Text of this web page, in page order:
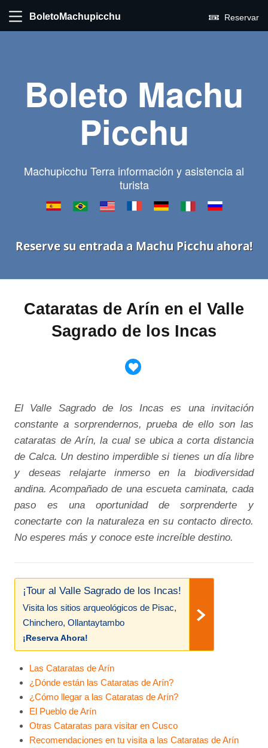
BoletoMachupicchu Reservar
Boleto Machu
Picchu
Machupicchu Terra información y asistencia al
turista
Reserve su entrada a Machu Picchu ahora!
Cataratas de Arín en el Valle
Sagrado de los Incas
El Valle Sagrado de los Incas es una invitación
constante a sorprendernos, prueba de ello son las
cataratas de Arín, la cual se ubica a corta distancia
de Calca. Un destino imperdible si tienes un día libre
y deseas relajarte inmerso en la biodiversidad
andina. Acompañado de una escueta caminata, cada
paso es una oportunidad de sorprenderte y
conectarte con la naturaleza en su contacto directo.
No esperes más y conoce este increíble destino.
¡Tour al Valle Sagrado de los Incas!
Visita los sitios arqueológicos de Pisac,
Chinchero, Ollantaytambo
¡Reserva Ahora!
Las Cataratas de Arín
¿Dónde están las Cataratas de Arín?
¿Cómo llegar a las Cataratas de Arín?
El Pueblo de Arín
Otras Cataratas para visitar en Cusco
Recomendaciones en tu visita a las Cataratas de Arín